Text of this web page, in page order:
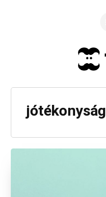
jótékonyság